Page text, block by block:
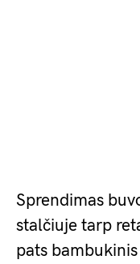
Sprendimas
stalčiuje tarp
pats